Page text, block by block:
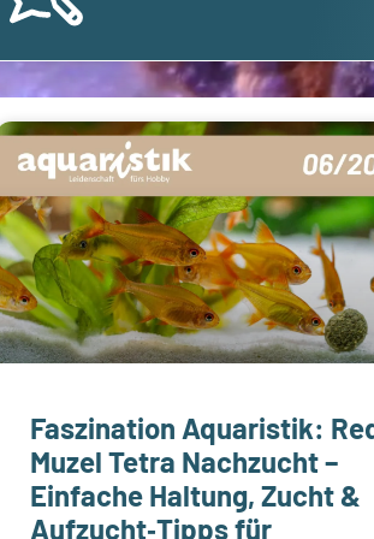
Faszination Aquaristik:
Muzel Tetra Nachzucht –
Einfache Haltung, Zucht &
Aufzucht‑Tipps für